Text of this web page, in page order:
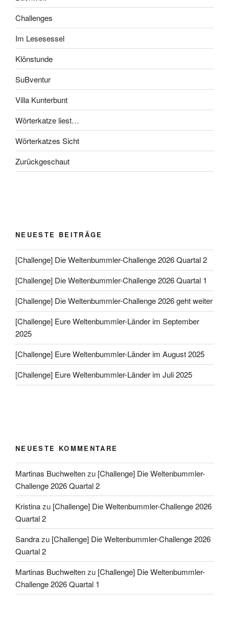
Challenges
Im Lesesessel
Klönstunde
SuBventur
Villa Kunterbunt
Wörterkatze liest…
Wörterkatzes Sicht
Zurückgeschaut
NEUESTE BEITRÄGE
[Challenge] Die Weltenbummler-Challenge 2026 Quartal 2
[Challenge] Die Weltenbummler-Challenge 2026 Quartal 1
[Challenge] Die Weltenbummler-Challenge 2026 geht weiter
[Challenge] Eure Weltenbummler-Länder im September
2025
[Challenge] Eure Weltenbummler-Länder im August 2025
[Challenge] Eure Weltenbummler-Länder im Juli 2025
NEUESTE KOMMENTARE
Martinas Buchweltenzu [Challenge] Die Weltenbummler-
Challenge 2026 Quartal 2
Kristinazu [Challenge] Die Weltenbummler-Challenge 2026
Quartal 2
Sandrazu [Challenge] Die Weltenbummler-Challenge 2026
Quartal 2
Martinas Buchweltenzu [Challenge] Die Weltenbummler-
Challenge 2026 Quartal 1